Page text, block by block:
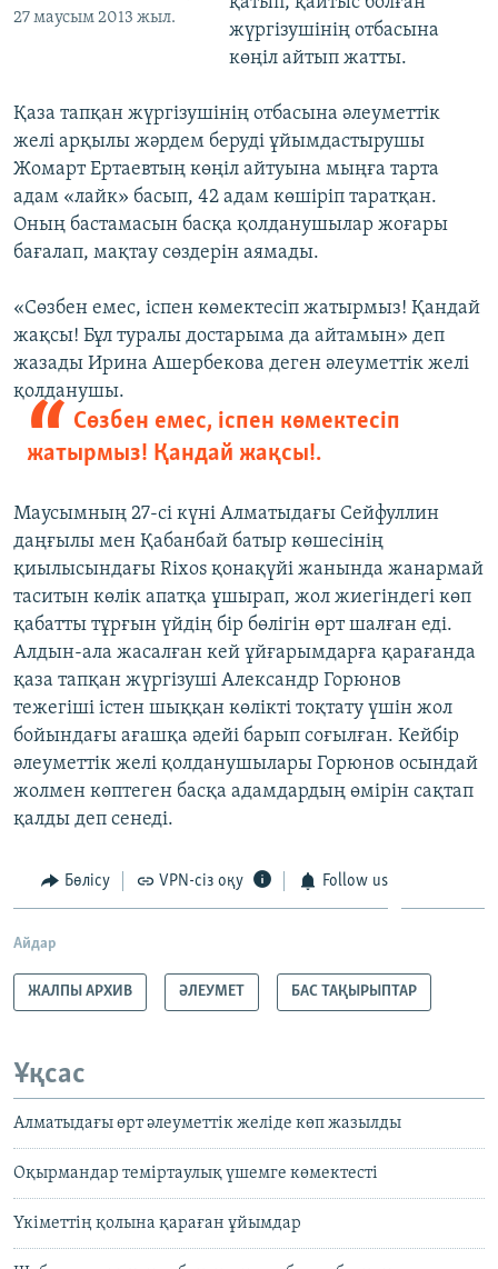
27 маусым 2013 жыл.
жүргізушінің отбасына
көңіл айтып жатты.
Қаза тапқан жүргізушінің отбасына әлеуметтік
желі арқылы жәрдем беруді ұйымдастырушы
Жомарт Ертаевтың көңіл айтуына мыңға тарта
адам «лайк» басып, 42 адам көшіріп таратқан.
Оның бастамасын басқа қолданушылар жоғары
бағалап, мақтау сөздерін аямады.
«Сөзбен емес, іспен көмектесіп жатырмыз! Қандай
жақсы! Бұл туралы достарыма да айтамын» деп
жазады Ирина Ашербекова деген әлеуметтік желі
қолданушы.
Сөзбен емес, іспен көмектесіп
жатырмыз! Қандай жақсы!.
Маусымның 27-сі күні Алматыдағы Сейфуллин
даңғылы мен Қабанбай батыр көшесінің
қиылысындағы Rixos қонақүйі жанында жанармай
таситын көлік апатқа ұшырап, жол жиегіндегі көп
қабатты тұрғын үйдің бір бөлігін өрт шалған еді.
Алдын-ала жасалған кей ұйғарымдарға қарағанда
қаза тапқан жүргізуші Александр Горюнов
тежегіші істен шыққан көлікті тоқтату үшін жол
бойындағы ағашқа әдейі барып соғылған. Кейбір
әлеуметтік желі қолданушылары Горюнов осындай
жолмен көптеген басқа адамдардың өмірін сақтап
қалды деп сенеді.
Бөлісу VPN-сіз оқу Follow us
Айдар
ЖАЛПЫ АРХИВ ӘЛЕУМЕТ БАС ТАҚЫРЫПТАР
Ұқсас
Алматыдағы өрт әлеуметтік желіде көп жазылды
Оқырмандар теміртаулық үшемге көмектесті
Үкіметтің қолына қараған ұйымдар